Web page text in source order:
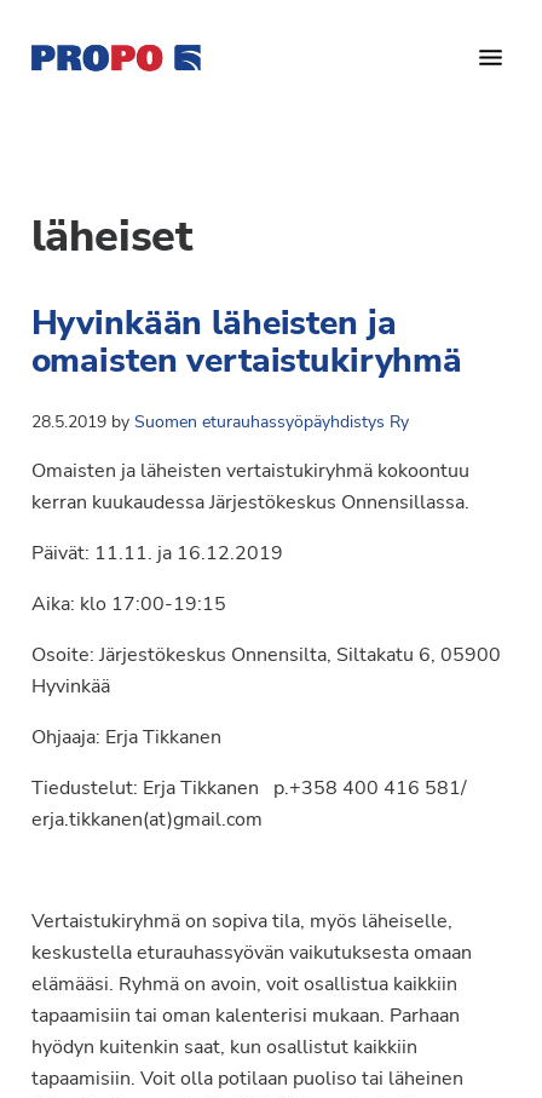
pääsisältöön
alatunnisteeseen
Suomen
eturauhassyöpäyhdistys
Ry
potilasjärjestö,
joka
perustettu
vuonna
1997.
Yhdistys
Suomen
Syöpäyhdistyksen
läheiset
Hyvinkään läheisten ja
omaisten vertaistukiryhmä
28.5.2019by Suomen eturauhassyöpäyhdistys Ry
Omaisten ja läheisten vertaistukiryhmä kokoontuu
kerran kuukaudessa Järjestökeskus Onnensillassa.
Päivät: 11.11. ja 16.12.2019
Aika: klo 17:00-19:15
Osoite: Järjestökeskus Onnensilta, Siltakatu 6, 05900
Hyvinkää
Ohjaaja: Erja Tikkanen
Tiedustelut: Erja Tikkanen p.+358 400 416 581/
erja.tikkanen(at)gmail.com
Vertaistukiryhmä on sopiva tila, myös läheiselle,
keskustella eturauhassyövän vaikutuksesta omaan
elämääsi. Ryhmä on avoin, voit osallistua kaikkiin
tapaamisiin tai oman kalenterisi mukaan. Parhaan
hyödyn kuitenkin saat, kun osallistut kaikkiin
tapaamisiin. Voit olla potilaan puoliso tai läheinen